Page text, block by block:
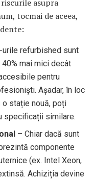
asupra
tocmai de aceea,
refurbished sunt
mai mici decât
pentru
Așadar, în loc
stație nouă, poți
specificații similare.
– Chiar dacă sunt
componente
(ex. Intel Xeon,
Achiziția devine